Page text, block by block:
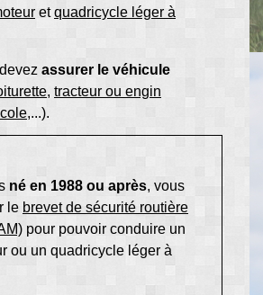
etquadricycle léger à
assurer le véhicule
, tracteur ou engin
,...).
né en 1988 ou après, vous
le brevet de sécurité routière
pour pouvoir conduire un
ou un quadricycle léger à